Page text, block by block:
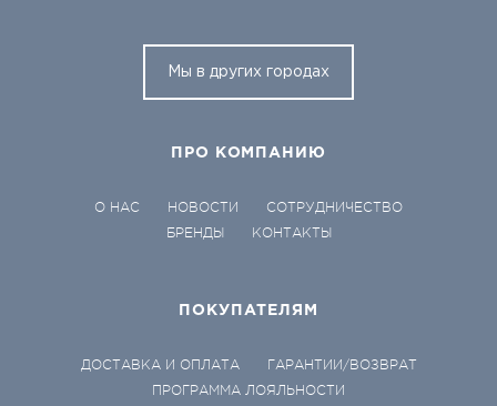
Мы в других городах
ПРО КОМПАНИЮ
О НАС НОВОСТИ
СОТРУДНИЧЕСТВО
БРЕНДЫ
КОНТАКТЫ
ПОКУПАТЕЛЯМ
ДОСТАВКА И ОПЛАТА
ГАРАНТИИ/ВОЗВРАТ
ПРОГРАММА ЛОЯЛЬНОСТИ